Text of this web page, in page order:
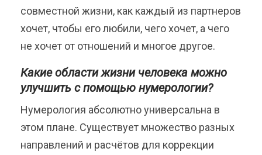
совместной жизни, как каждый из партнеров
хочет, чтобы его любили, чего хочет, а чего
не хочет от отношений и многое другое.
Какие области жизни человека можно
улучшить с помощью нумерологии?
Нумерология абсолютно универсальна в
этом плане. Существует множество разных
направлений и расчётов для коррекции